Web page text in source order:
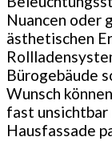
Nuancen oder
ästhetischen
Bürogebäude
Wunsch
fast unsichtbar
Hausfassade